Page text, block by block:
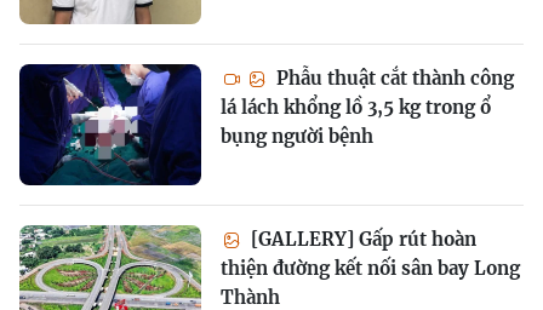
Phẫu thuật cắt thành công
lá lách khổng lồ 3,5 kg trong ổ
bụng người bệnh
[GALLERY] Gấp rút hoàn
thiện đường kết nối sân bay Long
Thành